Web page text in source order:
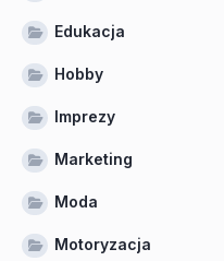
Edukacja
Hobby
Imprezy
Marketing
Moda
Motoryzacja